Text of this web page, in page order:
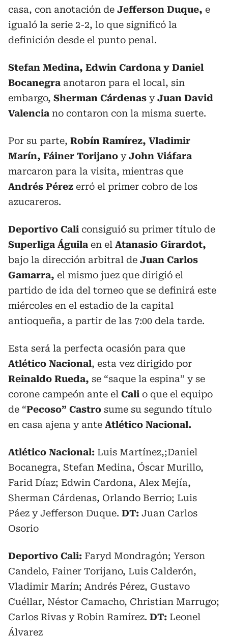
casa, con anotación de Jefferson Duque, e
igualó la serie 2-2, lo que significó la
definición desde el punto penal.
Stefan Medina, Edwin Cardona y Daniel
Bocanegra anotaron para el local, sin
embargo, Sherman Cárdenas yJuan David
Valencia no contaron con la misma suerte.
Por su parte, Robín Ramírez, Vladimir
Marín, Fáiner Torijano yJohn Viáfara
marcaron para la visita, mientras que
Andrés Pérez erró el primer cobro de los
azucareros.
Deportivo Cali consiguió su primer título de
Superliga Águila en el Atanasio Girardot,
bajo la dirección arbitral de Juan Carlos
Gamarra, el mismo juez que dirigió el
partido de ida del torneo que se definirá este
miércoles en el estadio de la capital
antioqueña, a partir de las 7:00 dela tarde.
Esta será la perfecta ocasión para que
Atlético Nacional, esta vez dirigido por
Reinaldo Rueda, se “saque la espina” y se
corone campeón ante el Cali o que el equipo
de “Pecoso” Castro sume su segundo título
en casa ajena y ante Atlético Nacional.
Atlético Nacional: Luis Martínez,;Daniel
Bocanegra, Stefan Medina, Óscar Murillo,
Farid Díaz; Edwin Cardona, Alex Mejía,
Sherman Cárdenas, Orlando Berrio; Luis
Páez y Jefferson Duque. DT: Juan Carlos
Osorio
Deportivo Cali: Faryd Mondragón; Yerson
Candelo, Fainer Torijano, Luis Calderón,
Vladimir Marín; Andrés Pérez, Gustavo
Cuéllar, Néstor Camacho, Christian Marrugo;
Carlos Rivas y Robin Ramírez. DT: Leonel
Álvarez